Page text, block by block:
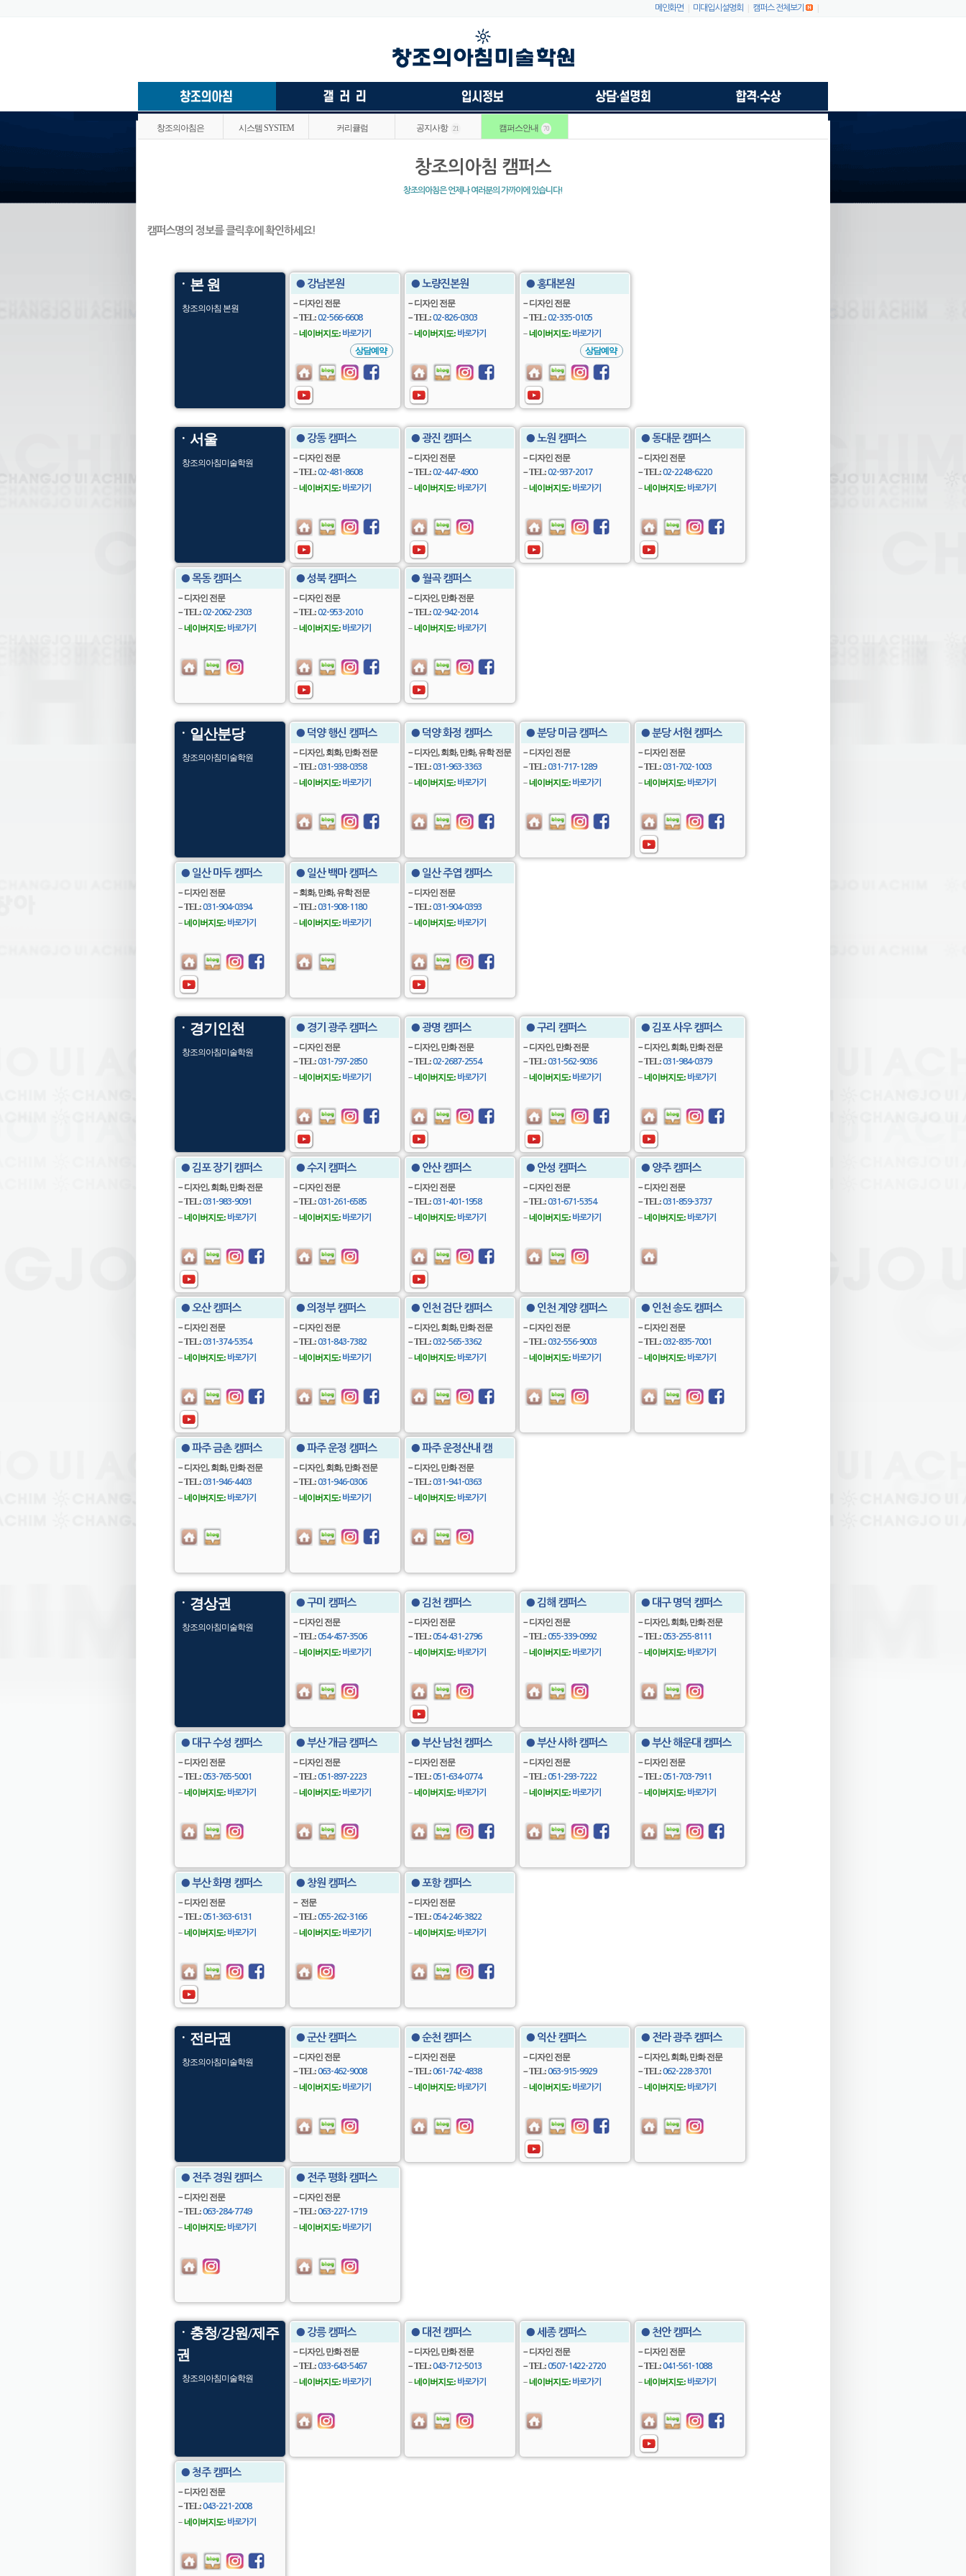
메인화면 미대입시설명회 캠퍼스 전체보기
창조의아침은 시스템 SYSTEM 커리큘럼 공지사항 21 캠퍼스안내 70
창조의아침 캠퍼스
창조의아침은 언제나 여러분의 가까이에 있습니다!
캠퍼스명의 정보를 클릭후에 확인하세요!
ㆍ본 원
창조의아침 본원
● 강남본원
－디자인 전문
－TEL:02-566-6608
－네이버지도: 바로가기
상담예약
● 노량진본원
－디자인 전문
－TEL:02-826-0303
－네이버지도: 바로가기
● 홍대본원
－디자인 전문
－TEL:02-335-0105
－네이버지도: 바로가기
상담예약
ㆍ서울
창조의아침미술학원
● 강동 캠퍼스
－디자인 전문
－TEL:02-481-8608
－네이버지도: 바로가기
● 광진 캠퍼스
－디자인 전문
－TEL:02-447-4900
－네이버지도: 바로가기
● 노원 캠퍼스
－디자인 전문
－TEL:02-937-2017
－네이버지도: 바로가기
● 동대문 캠퍼스
－디자인 전문
－TEL:02-2248-6220
－네이버지도: 바로가기
● 목동 캠퍼스
－디자인 전문
－TEL:02-2062-2303
－네이버지도: 바로가기
● 성북 캠퍼스
－디자인 전문
－TEL:02-953-2010
－네이버지도: 바로가기
● 월곡 캠퍼스
－디자인, 만화 전문
－TEL:02-942-2014
－네이버지도: 바로가기
ㆍ일산분당
창조의아침미술학원
● 덕양 행신 캠퍼스
－디자인, 회화, 만화 전문
－TEL:031-938-0358
－네이버지도: 바로가기
● 덕양 화정 캠퍼스
－디자인, 회화, 만화, 유학 전문
－TEL:031-963-3363
－네이버지도: 바로가기
● 분당 미금 캠퍼스
－디자인 전문
－TEL:031-717-1289
－네이버지도: 바로가기
● 분당 서현 캠퍼스
－디자인 전문
－TEL:031-702-1003
－네이버지도: 바로가기
● 일산 마두 캠퍼스
－디자인 전문
－TEL:031-904-0394
－네이버지도: 바로가기
● 일산 백마 캠퍼스
－회화, 만화, 유학 전문
－TEL:031-908-1180
－네이버지도: 바로가기
● 일산 주엽 캠퍼스
－디자인 전문
－TEL:031-904-0393
－네이버지도: 바로가기
ㆍ경기인천
창조의아침미술학원
● 경기 광주 캠퍼스
－디자인 전문
－TEL:031-797-2850
－네이버지도: 바로가기
● 광명 캠퍼스
－디자인, 만화 전문
－TEL:02-2687-2554
－네이버지도: 바로가기
● 구리 캠퍼스
－디자인, 만화 전문
－TEL:031-562-9036
－네이버지도: 바로가기
● 김포 사우 캠퍼스
－디자인, 회화, 만화 전문
－TEL:031-984-0379
－네이버지도: 바로가기
● 김포 장기 캠퍼스
－디자인, 회화, 만화 전문
－TEL:031-983-9091
－네이버지도: 바로가기
● 수지 캠퍼스
－디자인 전문
－TEL:031-261-6585
－네이버지도: 바로가기
● 안산 캠퍼스
－디자인 전문
－TEL:031-401-1958
－네이버지도: 바로가기
● 안성 캠퍼스
－디자인 전문
－TEL:031-671-5354
－네이버지도: 바로가기
● 양주 캠퍼스
－디자인 전문
－TEL:031-859-3737
－네이버지도: 바로가기
● 오산 캠퍼스
－디자인 전문
－TEL:031-374-5354
－네이버지도: 바로가기
● 의정부 캠퍼스
－디자인 전문
－TEL:031-843-7382
－네이버지도: 바로가기
● 인천 검단 캠퍼스
－디자인, 회화, 만화 전문
－TEL:032-565-3362
－네이버지도: 바로가기
● 인천 계양 캠퍼스
－디자인 전문
－TEL:032-556-9003
－네이버지도: 바로가기
● 인천 송도 캠퍼스
－디자인 전문
－TEL:032-835-7001
－네이버지도: 바로가기
● 파주 금촌 캠퍼스
－디자인, 회화, 만화 전문
－TEL:031-946-4403
－네이버지도: 바로가기
● 파주 운정 캠퍼스
－디자인, 회화, 만화 전문
－TEL:031-946-0306
－네이버지도: 바로가기
● 파주 운정산내 캠
－디자인, 만화 전문
－TEL:031-941-0363
－네이버지도: 바로가기
ㆍ경상권
창조의아침미술학원
● 구미 캠퍼스
－디자인 전문
－TEL:054-457-3506
－네이버지도: 바로가기
● 김천 캠퍼스
－디자인 전문
－TEL:054-431-2796
－네이버지도: 바로가기
● 김해 캠퍼스
－디자인 전문
－TEL:055-339-0992
－네이버지도: 바로가기
● 대구 명덕 캠퍼스
－디자인, 회화, 만화 전문
－TEL:053-255-8111
－네이버지도: 바로가기
● 대구 수성 캠퍼스
－디자인 전문
－TEL:053-765-5001
－네이버지도: 바로가기
● 부산 개금 캠퍼스
－디자인 전문
－TEL:051-897-2223
－네이버지도: 바로가기
● 부산 남천 캠퍼스
－디자인 전문
－TEL:051-634-0774
－네이버지도: 바로가기
● 부산 사하 캠퍼스
－디자인 전문
－TEL:051-293-7222
－네이버지도: 바로가기
● 부산 해운대 캠퍼스
－디자인 전문
－TEL:051-703-7911
－네이버지도: 바로가기
● 부산 화명 캠퍼스
－디자인 전문
－TEL:051-363-6131
－네이버지도: 바로가기
● 창원 캠퍼스
－ 전문
－TEL:055-262-3166
－네이버지도: 바로가기
● 포항 캠퍼스
－디자인 전문
－TEL:054-246-3822
－네이버지도: 바로가기
ㆍ전라권
창조의아침미술학원
● 군산 캠퍼스
－디자인 전문
－TEL:063-462-9008
－네이버지도: 바로가기
● 순천 캠퍼스
－디자인 전문
－TEL:061-742-4838
－네이버지도: 바로가기
● 익산 캠퍼스
－디자인 전문
－TEL:063-915-9929
－네이버지도: 바로가기
● 전라 광주 캠퍼스
－디자인, 회화, 만화 전문
－TEL:062-228-3701
－네이버지도: 바로가기
● 전주 경원 캠퍼스
－디자인 전문
－TEL:063-284-7749
－네이버지도: 바로가기
● 전주 평화 캠퍼스
－디자인 전문
－TEL:063-227-1719
－네이버지도: 바로가기
ㆍ충청/강원/제주
권
창조의아침미술학원
● 강릉 캠퍼스
－디자인, 만화 전문
－TEL:033-643-5467
－네이버지도: 바로가기
● 대전 캠퍼스
－디자인, 만화 전문
－TEL:043-712-5013
－네이버지도: 바로가기
● 세종 캠퍼스
－디자인 전문
－TEL:0507-1422-2720
－네이버지도: 바로가기
● 천안 캠퍼스
－디자인 전문
－TEL:041-561-1088
－네이버지도: 바로가기
● 청주 캠퍼스
－디자인 전문
－TEL:043-221-2008
－네이버지도: 바로가기